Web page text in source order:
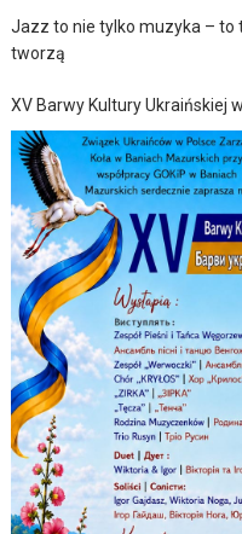
Jazz to nie tylko muzyka – to
tworzą
XV Barwy Kultury Ukraińskiej